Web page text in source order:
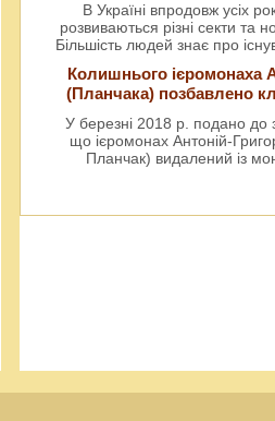
В Україні впродовж усіх
розвиваються різні секти та
Більшість людей знає про
Колишнього ієромонаха
(Планчака) позбавлено
У березні 2018 р. подано до
що ієромонах Антоній-
Планчак) видалений із